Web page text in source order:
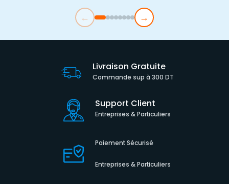
← →
Livraison Gratuite
Commande sup à 300 DT
Support Client
Entreprises & Particuliers
Paiement Sécurisé
Entreprises & Particuliers